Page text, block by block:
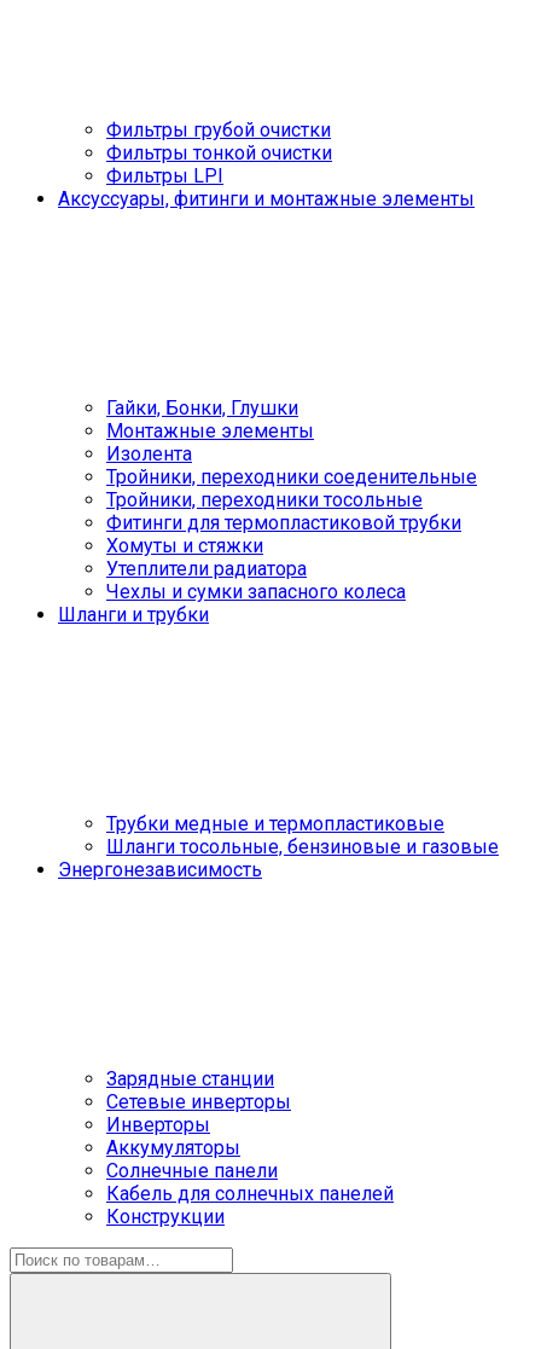
Фильтры грубой очистки
Фильтры тонкой очистки
Фильтры LPI
Аксуссуары, фитинги и монтажные элементы
Гайки, Бонки, Глушки
Монтажные элементы
Изолента
Тройники, переходники соеденительные
Тройники, переходники тосольные
Фитинги для термопластиковой трубки
Хомуты и стяжки
Утеплители радиатора
Чехлы и сумки запасного колеса
Шланги и трубки
Трубки медные и термопластиковые
Шланги тосольные, бензиновые и газовые
Энергонезависимость
Зарядные станции
Сетевые инверторы
Инверторы
Аккумуляторы
Солнечные панели
Кабель для солнечных панелей
Конструкции